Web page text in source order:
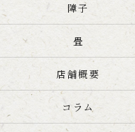
障子
畳
店舗概要
コラム